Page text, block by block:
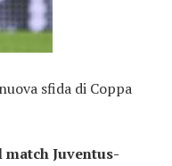
sfida di Coppa
Juventus-